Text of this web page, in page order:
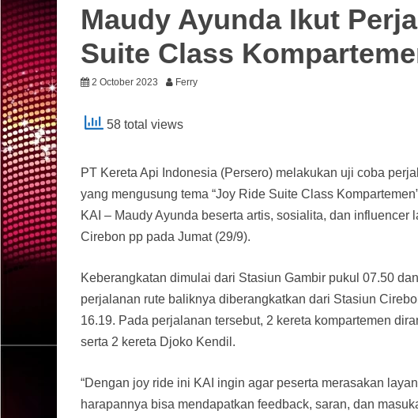
Maudy Ayunda Ikut
Suite Class
2 October 2023 Ferry
58 total views
PT Kereta Api Indonesia (Persero) melakukan uji coba
yang mengusung tema “Joy Ride Suite Class
KAI – Maudy Ayunda beserta artis, sosialita, dan
Cirebon pp pada Jumat (29/9).
Keberangkatan dimulai dari Stasiun Gambir pukul 07.50
perjalanan rute baliknya diberangkatkan dari Stasiun
16.19. Pada perjalanan tersebut, 2 kereta kompartemen
serta 2 kereta Djoko Kendil.
“Dengan joy ride ini KAI ingin agar peserta merasakan
harapannya bisa mendapatkan feedback, saran, dan